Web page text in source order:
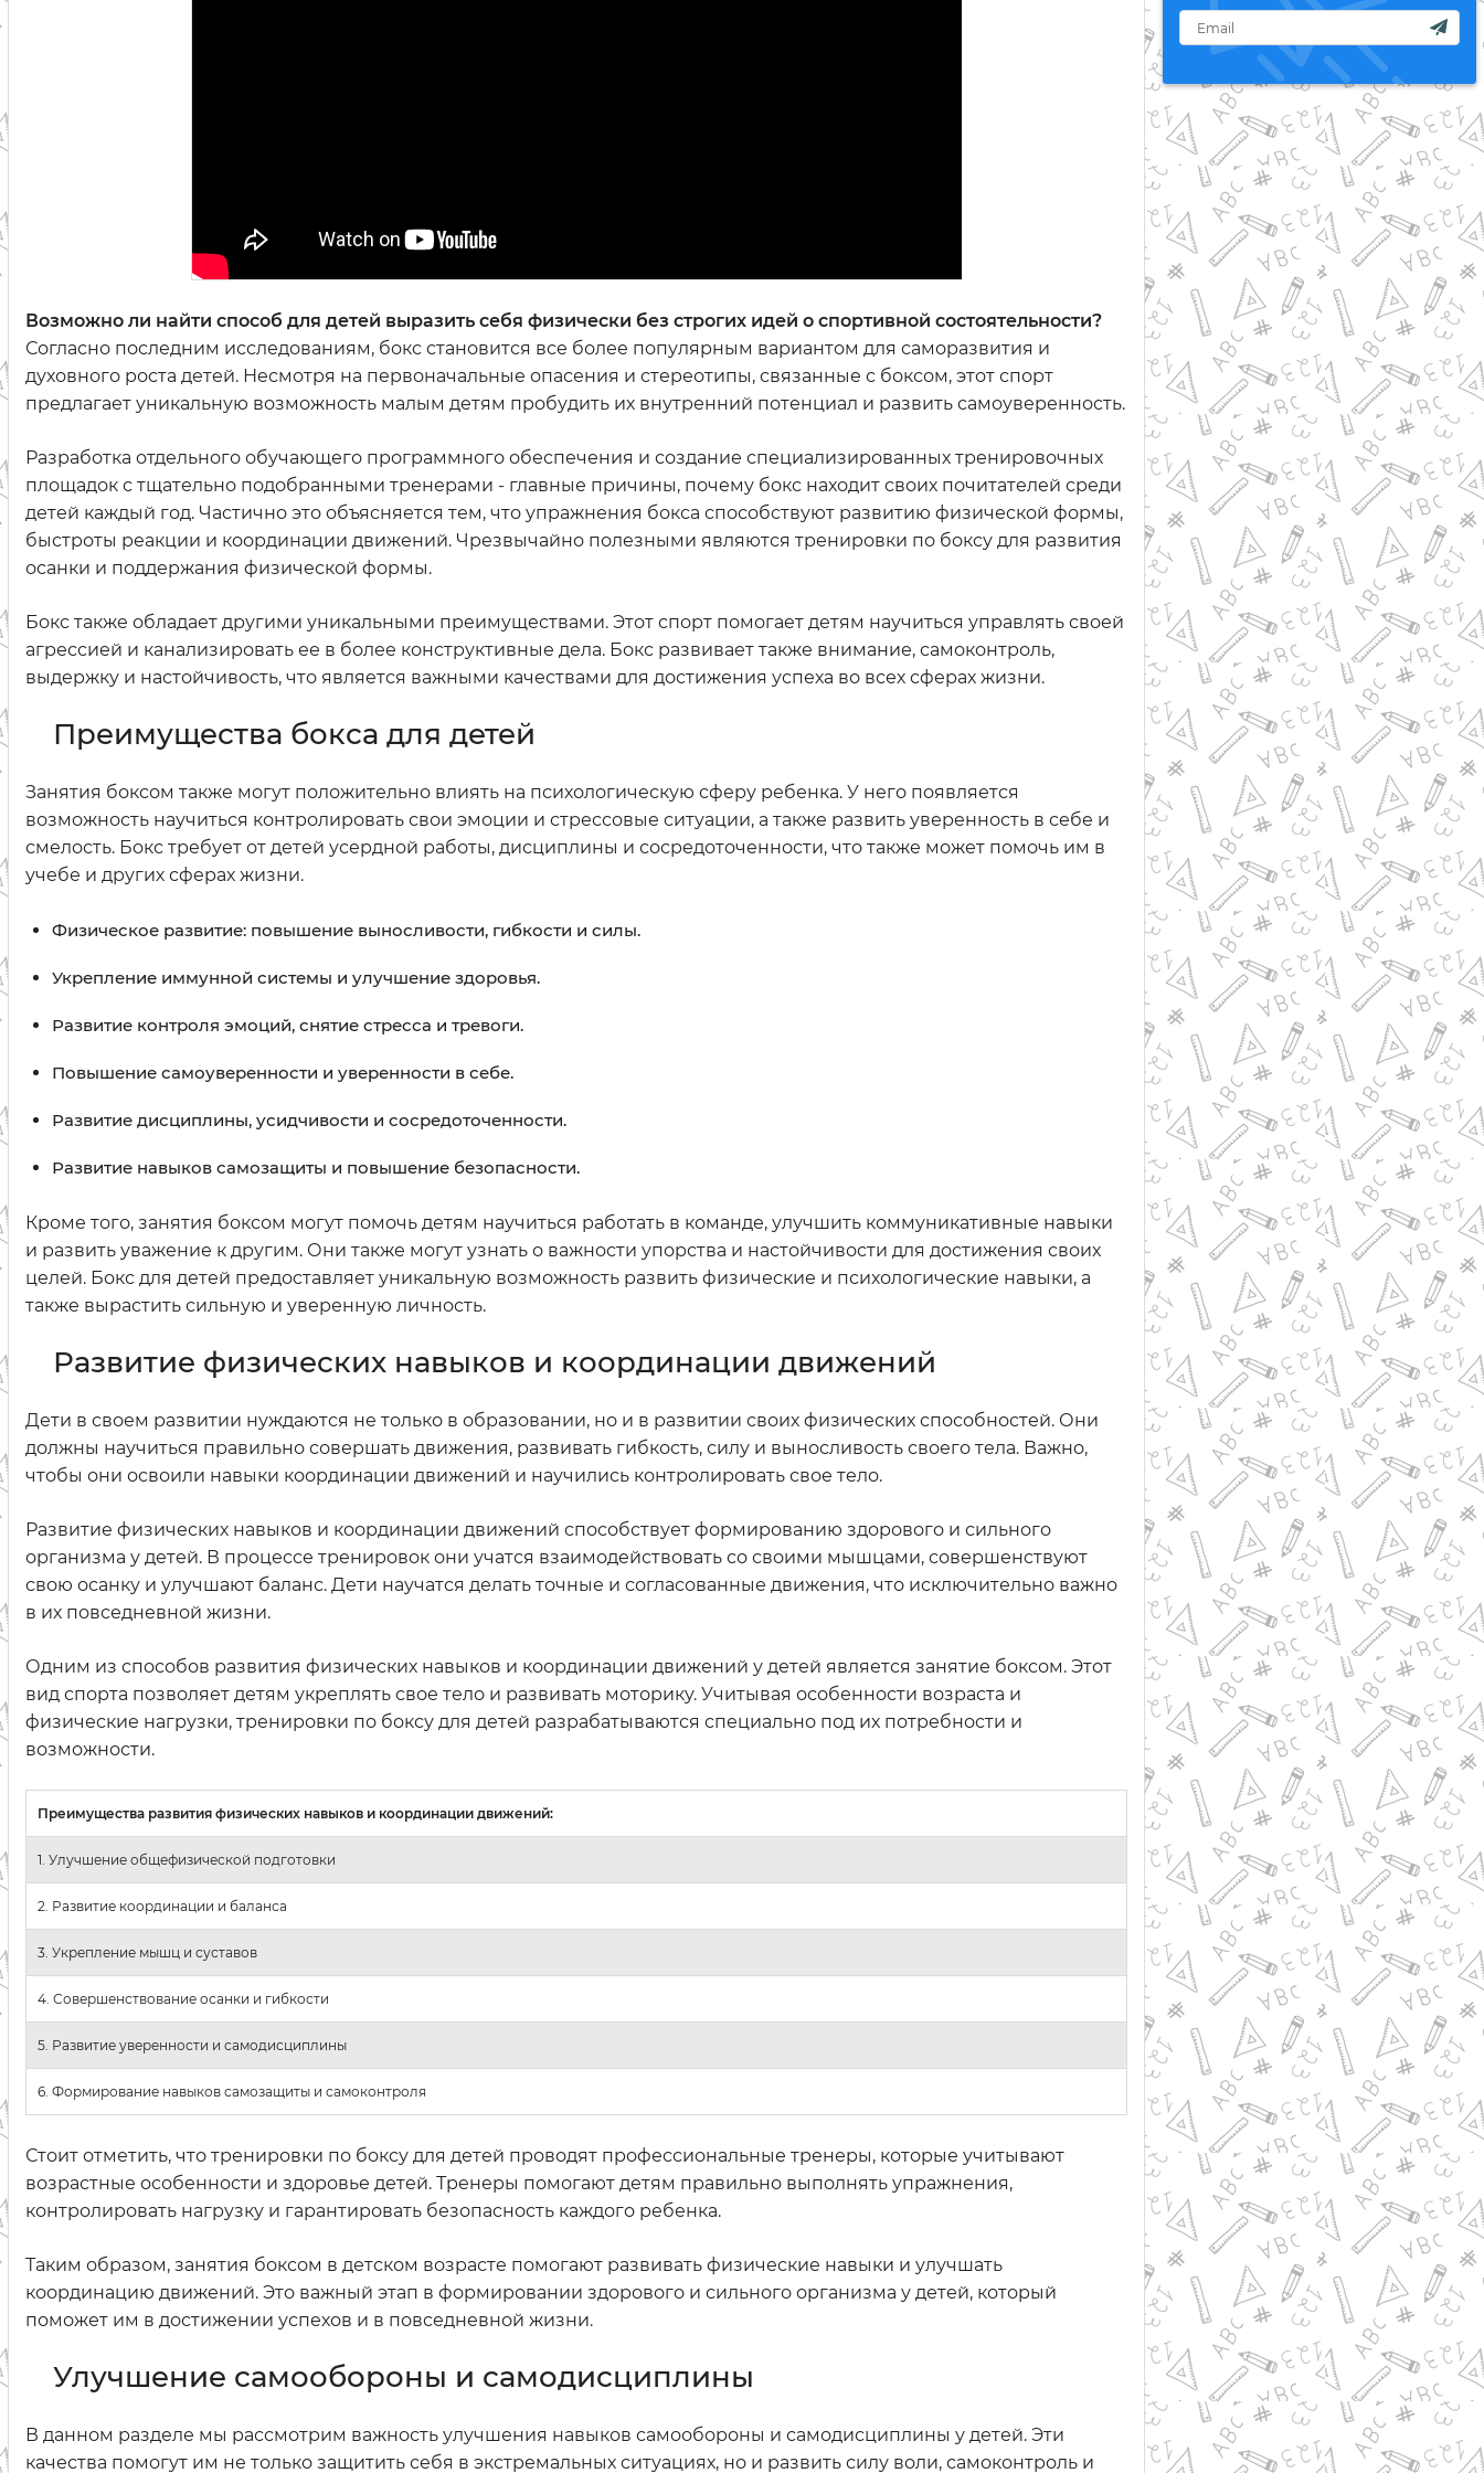
Возможно ли найти способ для детей выразить себя физически без строгих идей о спортивной состоятельности?
Согласно последним исследованиям, бокс становится все более популярным вариантом для саморазвития и
духовного роста детей. Несмотря на первоначальные опасения и стереотипы, связанные с боксом, этот спорт
предлагает уникальную возможность малым детям пробудить их внутренний потенциал и развить самоуверенность.
Разработка отдельного обучающего программного обеспечения и создание специализированных тренировочных
площадок с тщательно подобранными тренерами - главные причины, почему бокс находит своих почитателей среди
детей каждый год. Частично это объясняется тем, что упражнения бокса способствуют развитию физической формы,
быстроты реакции и координации движений. Чрезвычайно полезными являются тренировки по боксу для развития
осанки и поддержания физической формы.
Бокс также обладает другими уникальными преимуществами. Этот спорт помогает детям научиться управлять своей
агрессией и канализировать ее в более конструктивные дела. Бокс развивает также внимание, самоконтроль,
выдержку и настойчивость, что является важными качествами для достижения успеха во всех сферах жизни.
Преимущества бокса для детей
Занятия боксом также могут положительно влиять на психологическую сферу ребенка. У него появляется
возможность научиться контролировать свои эмоции и стрессовые ситуации, а также развить уверенность в себе и
смелость. Бокс требует от детей усердной работы, дисциплины и сосредоточенности, что также может помочь им в
учебе и других сферах жизни.
Физическое развитие: повышение выносливости, гибкости и силы.
Укрепление иммунной системы и улучшение здоровья.
Развитие контроля эмоций, снятие стресса и тревоги.
Повышение самоуверенности и уверенности в себе.
Развитие дисциплины, усидчивости и сосредоточенности.
Развитие навыков самозащиты и повышение безопасности.
Кроме того, занятия боксом могут помочь детям научиться работать в команде, улучшить коммуникативные навыки
и развить уважение к другим. Они также могут узнать о важности упорства и настойчивости для достижения своих
целей. Бокс для детей предоставляет уникальную возможность развить физические и психологические навыки, а
также вырастить сильную и уверенную личность.
Развитие физических навыков и координации движений
Дети в своем развитии нуждаются не только в образовании, но и в развитии своих физических способностей. Они
должны научиться правильно совершать движения, развивать гибкость, силу и выносливость своего тела. Важно,
чтобы они освоили навыки координации движений и научились контролировать свое тело.
Развитие физических навыков и координации движений способствует формированию здорового и сильного
организма у детей. В процессе тренировок они учатся взаимодействовать со своими мышцами, совершенствуют
свою осанку и улучшают баланс. Дети научатся делать точные и согласованные движения, что исключительно важно
в их повседневной жизни.
Одним из способов развития физических навыков и координации движений у детей является занятие боксом. Этот
вид спорта позволяет детям укреплять свое тело и развивать моторику. Учитывая особенности возраста и
физические нагрузки, тренировки по боксу для детей разрабатываются специально под их потребности и
возможности.
Преимущества развития физических навыков и координации движений:
1. Улучшение общефизической подготовки
2. Развитие координации и баланса
3. Укрепление мышц и суставов
4. Совершенствование осанки и гибкости
5. Развитие уверенности и самодисциплины
6. Формирование навыков самозащиты и самоконтроля
Стоит отметить, что тренировки по боксу для детей проводят профессиональные тренеры, которые учитывают
возрастные особенности и здоровье детей. Тренеры помогают детям правильно выполнять упражнения,
контролировать нагрузку и гарантировать безопасность каждого ребенка.
Таким образом, занятия боксом в детском возрасте помогают развивать физические навыки и улучшать
координацию движений. Это важный этап в формировании здорового и сильного организма у детей, который
поможет им в достижении успехов и в повседневной жизни.
Улучшение самообороны и самодисциплины
В данном разделе мы рассмотрим важность улучшения навыков самообороны и самодисциплины у детей. Эти
качества помогут им не только защитить себя в экстремальных ситуациях, но и развить силу воли, самоконтроль и